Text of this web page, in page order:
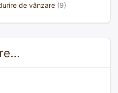
de vânzare (9)